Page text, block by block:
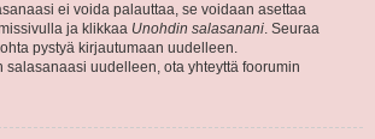
ei voida palauttaa, se voidaan asettaa
ja klikkaa Unohdin salasanani. Seuraa
pystyä kirjautumaan uudelleen.
salasanaasi uudelleen, ota yhteyttä foorumin